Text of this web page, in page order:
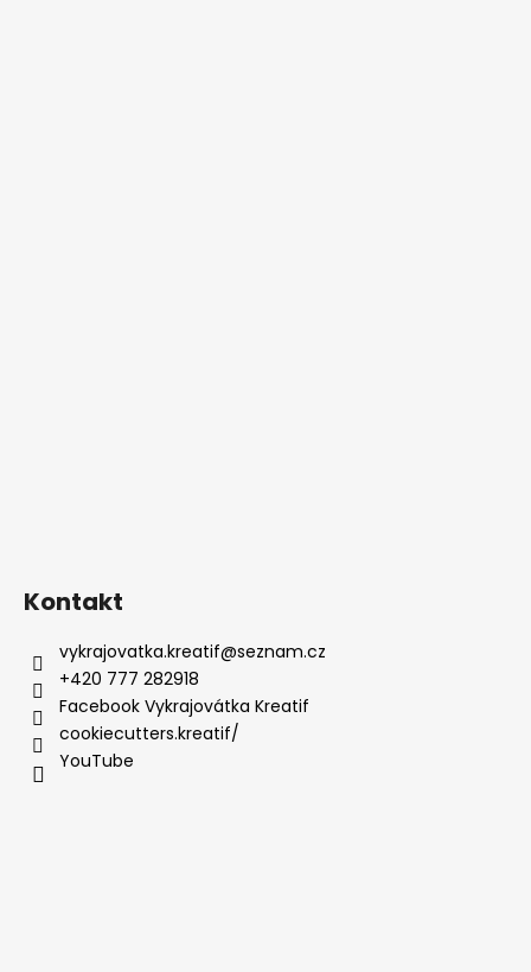
Kontakt
vykrajovatka.kreatif@seznam.cz
+420 777 282918
Facebook Vykrajovátka Kreatif
cookiecutters.kreatif/
YouTube